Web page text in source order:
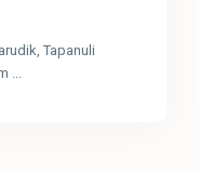
Tapanuli